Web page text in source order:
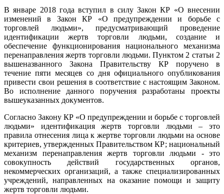
В январе 2018 года вступил в силу Закон КР «О внесении
изменений в Закон КР «О предупреждении и борьбе с
торговлей людьми», предусматривающий проведение
идентификации жертв торговли людьми, создание и
обеспечение функционирования национального механизма
перенаправления жертв торговли людьми. Пунктом 2 статьи 2
вышеназванного Закона Правительству КР поручено в
течение пяти месяцев со дня официального опубликования
привести свои решения в соответствие с настоящим Законом.
Во исполнение данного поручения разработаны проекты
вышеуказанных документов.
Согласно Закону КР «О предупреждении и борьбе с торговлей
людьми» идентификация жертв торговли людьми – это
правила отнесения лица к жертве торговли людьми на основе
критериев, утвержденных Правительством КР; национальный
механизм перенаправления жертв торговли людьми - это
совокупность действий государственных органов,
некоммерческих организаций, а также специализированных
учреждений, направленных на оказание помощи и защиту
жертв торговли людьми.